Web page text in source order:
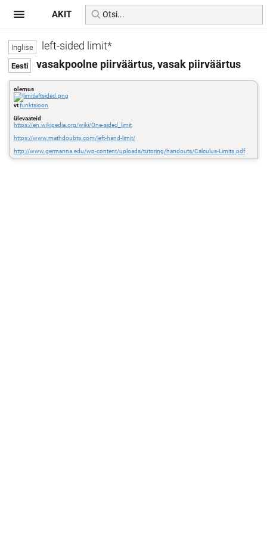
left-sided limit*
vasakpoolne piirväärtus, vasak piirväärtus
olemus
vtfunktsioon
ülevaateid
https://en.wikipedia.org/wiki/One-sided_limit
https://www.mathdoubts.com/left-hand-limit/
http://www.germanna.edu/wp-content/uploads/tutoring/handouts/Calculus-Limits.pdf
AKIT